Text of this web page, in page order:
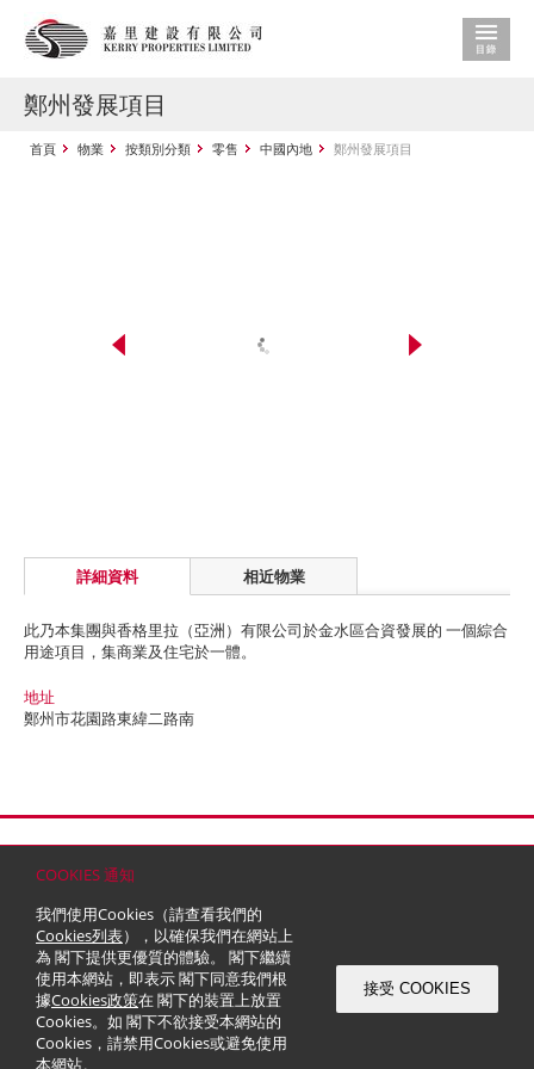
COOKIES 通知
我們使用Cookies（請查看我們的
Cookies列表），以確保我們在網站上
為 閣下提供更優質的體驗。 閣下繼續
使用本網站，即表示 閣下同意我們根
據Cookies政策在 閣下的裝置上放置
Cookies。如 閣下不欲接受本網站的
Cookies，請禁用Cookies或避免使用
本網站。
接受 COOKIES
鄭州發展項目
首頁 物業 按類別分類 零售 中國內地 鄭州發展項目
詳細資料 相近物業
此乃本集團與香格里拉（亞洲）有限公司於金水區合資發展的 一個綜合
用途項目，集商業及住宅於一體。
地址
鄭州市花園路東緯二路南
© 2026 嘉里建設有限公司 (於百慕達註冊成立之有限公司)